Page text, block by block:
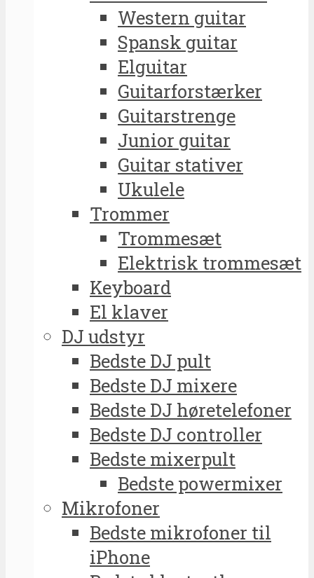
Western guitar
Spansk guitar
Elguitar
Guitarforstærker
Guitarstrenge
Junior guitar
Guitar stativer
Ukulele
Trommer
Trommesæt
Elektrisk trommesæt
Keyboard
El klaver
DJ udstyr
Bedste DJ pult
Bedste DJ mixere
Bedste DJ høretelefoner
Bedste DJ controller
Bedste mixerpult
Bedste powermixer
Mikrofoner
Bedste mikrofoner til
iPhone